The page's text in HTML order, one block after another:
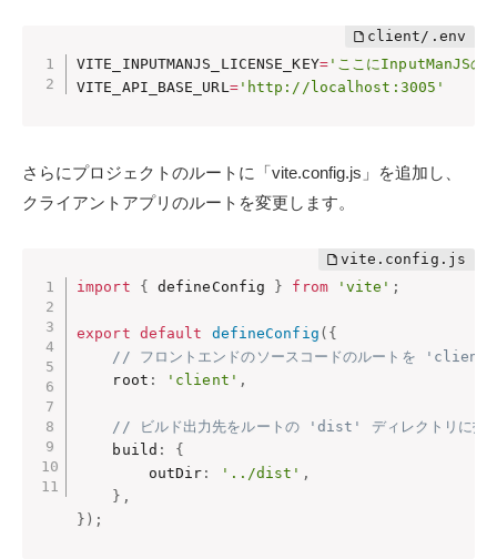
VITE_INPUTMANJS_LICENSE_KEY='ここにInputManJSの
VITE_API_BASE_URL='http://localhost:3005'
さらにプロジェクトのルートに「vite.config.js」を追加し、
クライアントアプリのルートを変更します。
import { defineConfig } from 'vite' ;
export default defineConfig ( {
// フロントエンドのソースコードのルートを 'client'
    root
: 'client' ,
// ビルド出力先をルートの 'dist' ディレクトリに指
    build
:
{
        outDir
: '../dist' ,
} ,
} ) ;